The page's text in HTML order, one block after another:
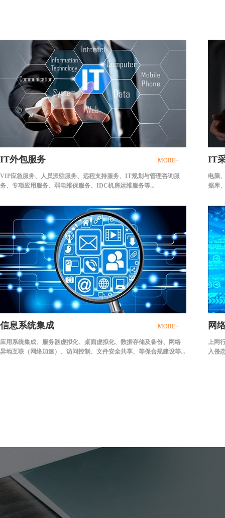
IT外包服务 MORE+
VIP应急服务、人员派驻服务、远程支持服务、IT规划与管理咨询服
务、专项应用服务、弱电维保服务、IDC机房运维服务等...
IT
电脑
据库
信息系统集成 MORE+
应用系统集成、服务器虚拟化、桌面虚拟化、数据存储及备份、网络
异地互联（网络加速）、访问控制、文件安全共享、等保合规建设等...
网
上网
入侵